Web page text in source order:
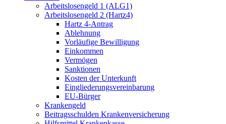
Arbeitslosengeld 1 (ALG1)
Arbeitslosengeld 2 (Hartz4)
Hartz 4-Antrag
Ablehnung
Vorläufige Bewilligung
Einkommen
Vermögen
Sanktionen
Kosten der Unterkunft
Eingliederungsvereinbarung
EU-Bürger
Krankengeld
Beitragsschulden Krankenversicherung